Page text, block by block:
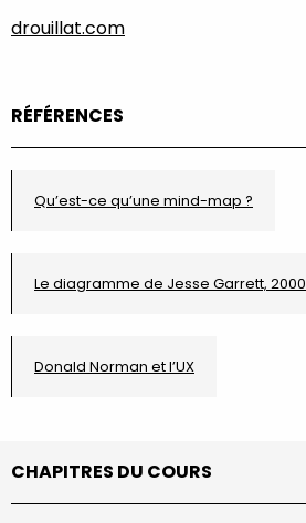
drouillat.com
RÉFÉRENCES
Qu’est-ce qu’une mind-map ?
Le diagramme de Jesse Garrett, 2000
Donald Norman et l’UX
CHAPITRES DU COURS